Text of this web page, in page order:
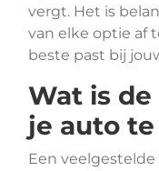
vergt. Het is
van elke optie af
beste past bij
Wat is
je auto
Een veelgestelde